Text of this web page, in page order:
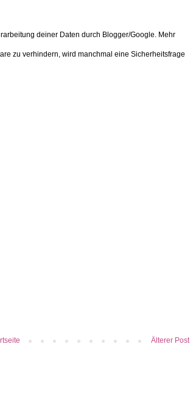
deiner Daten durch Blogger/Google. Mehr
zu verhindern, wird manchmal eine Sicherheitsfrage
Älterer Post